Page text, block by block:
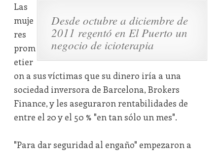
Desde octubre a diciembre de
2011 regentó en El Puerto un
negocio de icioterapia
Las
muje
res
prom
etier
on a sus víctimas que su dinero iría a una
sociedad inversora de Barcelona, Brokers
Finance, y les aseguraron rentabilidades de
entre el 20 y el 50 % "en tan sólo un mes".
"Para dar seguridad al engaño" empezaron a